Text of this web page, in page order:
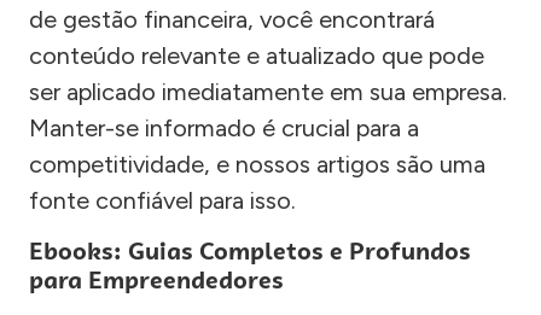
de gestão financeira, você encontrará
conteúdo relevante e atualizado que pode
ser aplicado imediatamente em sua empresa.
Manter-se informado é crucial para a
competitividade, e nossos artigos são uma
fonte confiável para isso.
Ebooks: Guias Completos e Profundos
para Empreendedores